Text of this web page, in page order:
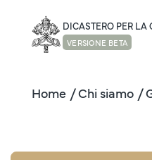
DICASTERO PER LA
VERSIONE BETA
Home / Chi siamo /